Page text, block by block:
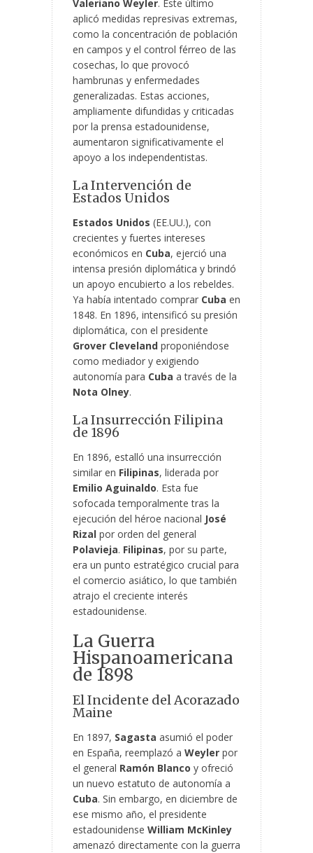
Valeriano Weyler. Este último
aplicó medidas represivas extremas,
como la concentración de población
en campos y el control férreo de las
cosechas, lo que provocó
hambrunas y enfermedades
generalizadas. Estas acciones,
ampliamente difundidas y criticadas
por la prensa estadounidense,
aumentaron significativamente el
apoyo a los independentistas.
La Intervención de
Estados Unidos
Estados Unidos (EE.UU.), con
crecientes y fuertes intereses
económicos en Cuba, ejerció una
intensa presión diplomática y brindó
un apoyo encubierto a los rebeldes.
Ya había intentado comprar Cuba en
1848. En 1896, intensificó su presión
diplomática, con el presidente
Grover Cleveland proponiéndose
como mediador y exigiendo
autonomía para Cuba a través de la
Nota Olney.
La Insurrección Filipina
de 1896
En 1896, estalló una insurrección
similar en Filipinas, liderada por
Emilio Aguinaldo. Esta fue
sofocada temporalmente tras la
ejecución del héroe nacional José
Rizal por orden del general
Polavieja. Filipinas, por su parte,
era un punto estratégico crucial para
el comercio asiático, lo que también
atrajo el creciente interés
estadounidense.
La Guerra
Hispanoamericana
de 1898
El Incidente del Acorazado
Maine
En 1897, Sagasta asumió el poder
en España, reemplazó a Weyler por
el general Ramón Blanco y ofreció
un nuevo estatuto de autonomía a
Cuba. Sin embargo, en diciembre de
ese mismo año, el presidente
estadounidense William McKinley
amenazó directamente con la guerra